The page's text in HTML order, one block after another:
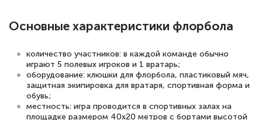
Основные характеристики флорбола
количество участников: в каждой команде обычно
играют 5 полевых игроков и 1 вратарь;
оборудование: клюшки для флорбола, пластиковый мяч,
защитная экипировка для вратаря, спортивная форма и
обувь;
местность: игра проводится в спортивных залах на
площадке размером 40x20 метров с бортами высотой